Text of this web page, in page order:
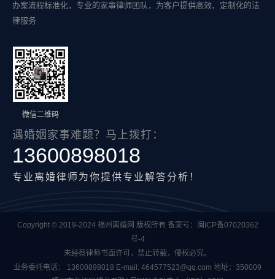
办案流程标准化，专业的家事律师团队，为客户提供高效、定制化的法
律服务
微信二维码
遇婚姻家事难题？马上拨打：
13600898018
专业离婚律师为你提供专业解答分析！
Copyright © 2019-2024 福州离婚网 版权所有 备案号：
闽ICP备07020362
号-4
未经蔡律师书面许可，禁止转载，侵权必究。
业务委托电话： 13600898018 E-mail: 464577523@qq.com 地址：350009